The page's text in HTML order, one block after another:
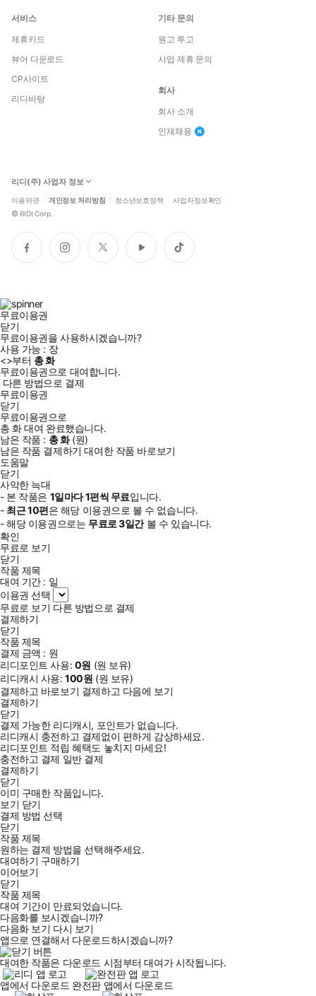
서비스
제휴카드
뷰어 다운로드
CP사이트
리디바탕
기타 문의
원고 투고
사업 제휴 문의
회사
회사 소개
인재채용
리디(주) 사업자 정보
이용약관 개인정보 처리방침 청소년보호정책 사업자정보확인
© RIDI Corp.
페
이
인
스
트
위
유
튜
틱
톡
무료이용권
닫기
무료이용권을 사용하시겠습니까?
사용 가능 : 장
<>부터 총화
무료이용권으로 대여합니다.
다른 방법으로 결제
무료이용권
닫기
무료이용권으로
총 화대여 완료했습니다.
남은 작품 : 총화(원)
남은 작품 결제하기 대여한 작품 바로보기
도움말
닫기
사악한 늑대
- 본 작품은 1일마다1편씩 무료입니다.
- 최근10편은 해당 이용권으로 볼 수 없습니다.
- 해당 이용권으로는 무료로3일간볼 수 있습니다.
확인
무료로 보기
닫기
작품 제목
대여 기간 : 일
이용권 선택
무료로 보기 다른 방법으로 결제
결제하기
닫기
작품 제목
결제 금액 : 원
리디포인트 사용: 0원 (원 보유)
리디캐시 사용:100원 (원 보유)
결제하고 바로보기 결제하고 다음에 보기
결제하기
닫기
결제 가능한 리디캐시, 포인트가 없습니다.
리디캐시 충전하고 결제없이 편하게 감상하세요.
리디포인트 적립 혜택도 놓치지 마세요!
충전하고 결제 일반 결제
결제하기
닫기
이미 구매한 작품입니다.
보기 닫기
결제 방법 선택
닫기
작품 제목
원하는 결제 방법을 선택해주세요.
대여하기 구매하기
이어보기
닫기
작품 제목
대여 기간이 만료되었습니다.
다음화를 보시겠습니까?
다음화 보기 다시 보기
앱으로 연결해서 다운로드하시겠습니까?
대여한 작품은 다운로드 시점부터 대여가 시작됩니다.
앱에서 다운로드 완전판 앱에서 다운로드